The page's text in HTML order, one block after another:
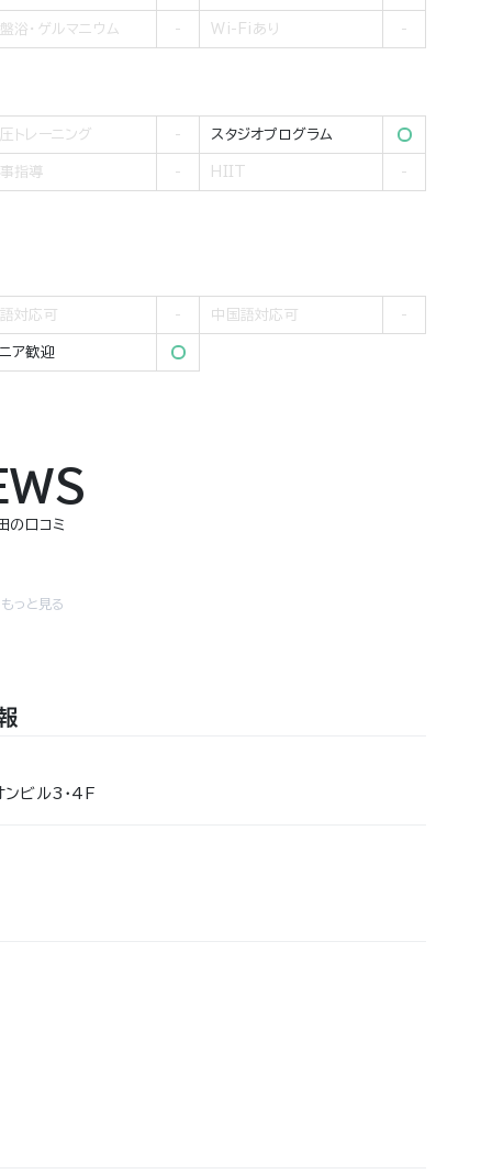
浴・ゲルマニウム Wi-Fiあり
トレーニング スタジオプログラム
指導 HIIT
対応可 中国語対応可
ア歓迎
の口コミ
っと見る
ビル3・4F